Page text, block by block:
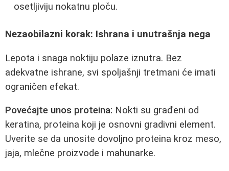
osetljiviju nokatnu ploču.
Nezaobilazni korak: Ishrana i unutrašnja nega
Lepota i snaga noktiju polaze iznutra. Bez
adekvatne ishrane, svi spoljašnji tretmani će imati
ograničen efekat.
Povećajte unos proteina: Nokti su građeni od
keratina, proteina koji je osnovni gradivni element.
Uverite se da unosite dovoljno proteina kroz meso,
jaja, mlečne proizvode i mahunarke.